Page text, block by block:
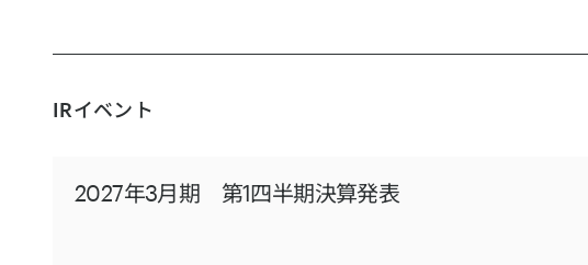
IRイベント
2027年3月期 第1四半期決算発表